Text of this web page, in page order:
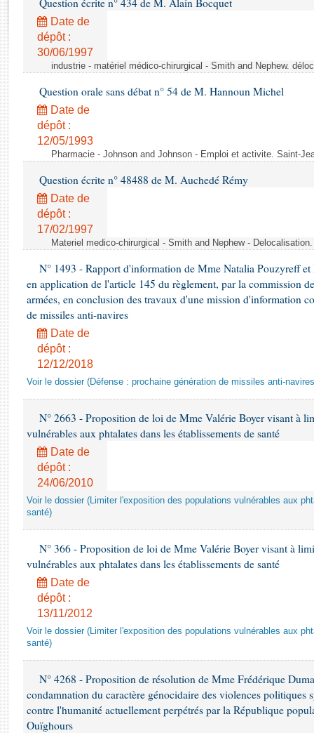
Rapports d'enquête
Rapports législatifs
Rapports sur l'application des lois
Baromètre de l’application des lois
Dossiers législatifs
Budget et sécurité sociale
Questions écrites et orales
Comptes rendus des débats
Question écrite n° 434 de M. Alain Bocquet
Date de
dépôt :
30/06/1997
industrie - matériel médico-chirurgical - Smith and Nephew.
Question orale sans débat n° 54 de M. Hannoun Michel
Date de
dépôt :
12/05/1993
Pharmacie - Johnson and Johnson - Emploi et activite. Saint-
Question écrite n° 48488 de M. Auchedé Rémy
Date de
dépôt :
17/02/1997
Materiel medico-chirurgical - Smith and Nephew -
N° 1493 - Rapport d'information de Mme Natalia Pouzyreff
en application de l'article 145 du règlement, par la commission
armées, en conclusion des travaux d'une mission d'information
de missiles anti-navires
Date de
dépôt :
12/12/2018
Voir le dossier (Défense : prochaine génération de missiles anti-
N° 2663 - Proposition de loi de Mme Valérie Boyer visant à
vulnérables aux phtalates dans les établissements de santé
Date de
dépôt :
24/06/2010
Voir le dossier (Limiter l'exposition des populations vulnérables aux
santé)
N° 366 - Proposition de loi de Mme Valérie Boyer visant à
vulnérables aux phtalates dans les établissements de santé
Date de
dépôt :
13/11/2012
Voir le dossier (Limiter l'exposition des populations vulnérables aux
santé)
N° 4268 - Proposition de résolution de Mme Frédérique
condamnation du caractère génocidaire des violences politiques
contre l'humanité actuellement perpétrés par la République
Ouïghours